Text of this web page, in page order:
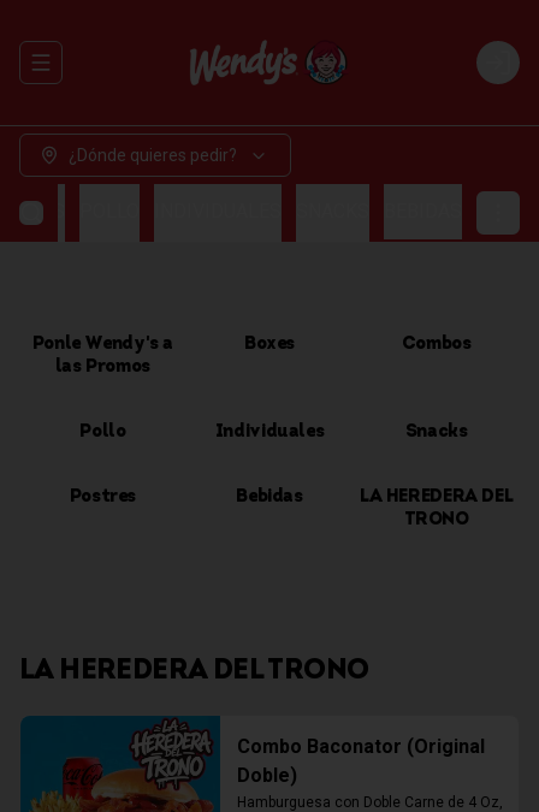
Abrir menu de navegación Login
¿Dónde quieres pedir?
Ponle Wendy's a
las Promos
Boxes Combos
Pollo Individuales Snacks
Postres Bebidas
LA HEREDERA DEL
TRONO
LA HEREDERA DEL TRONO
Combo Baconator (Original
Doble)
Hamburguesa con Doble Carne de 4 Oz,